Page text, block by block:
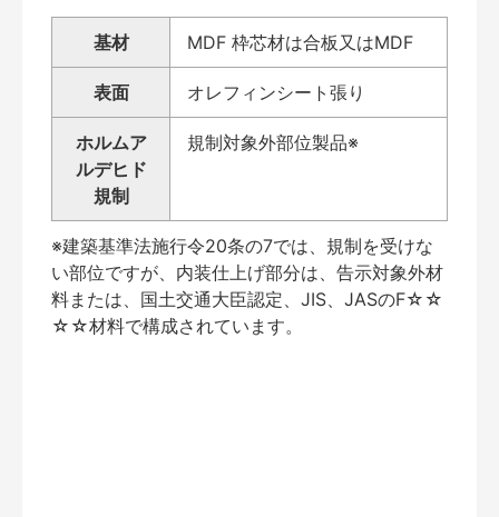
基材 MDF 枠芯材は合板又はMDF
表面 オレフィンシート張り
ホルムア
ルデヒド
規制
規制対象外部位製品※
※建築基準法施行令20条の7では、規制を受けな
い部位ですが、内装仕上げ部分は、告示対象外材
料または、国土交通大臣認定、JIS、JASのF☆☆
☆☆材料で構成されています。